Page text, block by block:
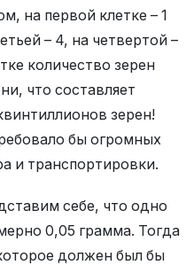
на первой клетке – 1
– 4, на четвертой –
количество зерен
что составляет
зерен!
бы огромных
и транспортировки.
себе, что одно
0,05 грамма. Тогда
должен был бы